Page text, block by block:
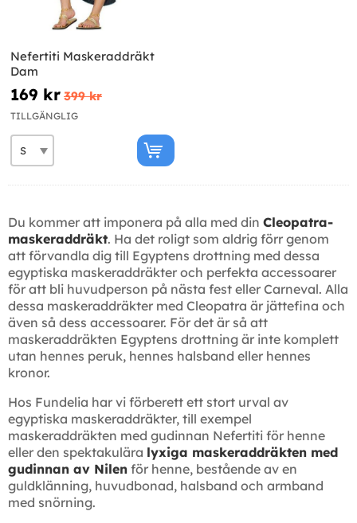
Nefertiti Maskeraddräkt
Dam
169 kr 399 kr
TILLGÄNGLIG
Du kommer att imponera på alla med din Cleopatra-
maskeraddräkt. Ha det roligt som aldrig förr genom
att förvandla dig till Egyptens drottning med dessa
egyptiska maskeraddräkter och perfekta accessoarer
för att bli huvudperson på nästa fest eller Carneval. Alla
dessa maskeraddräkter med Cleopatra är jättefina och
även så dess accessoarer. För det är så att
maskeraddräkten Egyptens drottning är inte komplett
utan hennes peruk, hennes halsband eller hennes
kronor.
Hos Fundelia har vi förberett ett stort urval av
egyptiska maskeraddräkter, till exempel
maskeraddräkten med gudinnan Nefertiti för henne
eller den spektakulära lyxiga maskeraddräkten med
gudinnan av Nilen för henne, bestående av en
guldklänning, huvudbonad, halsband och armband
med snörning.